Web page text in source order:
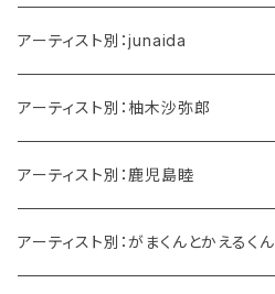
アーティスト別：junaida
アーティスト別：柚木沙弥郎
アーティスト別：鹿児島睦
アーティスト別：がまくんとかえるくん